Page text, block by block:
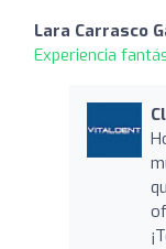
Lara Carrasco
Experiencia